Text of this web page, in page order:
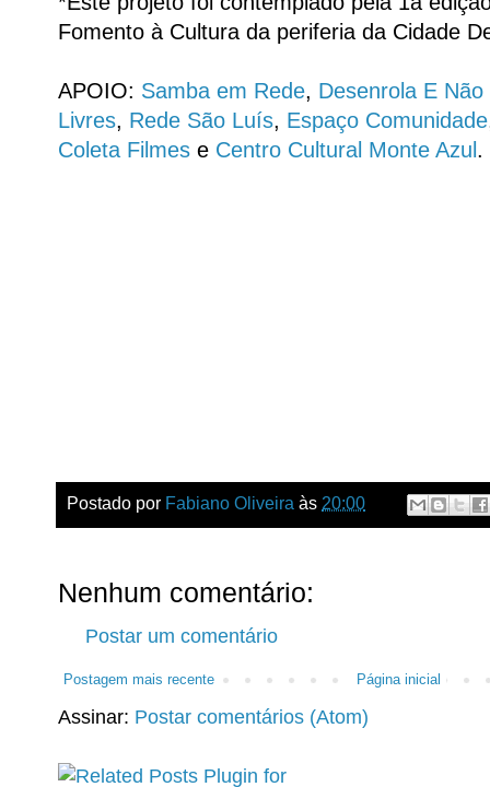
Fomento à Cultura da periferia da Cidade
APOIO: Samba em Rede, Desenrola E
Livres, Rede São Luís, Espaço Comunidade
Coleta Filmes e Centro Cultural Monte Azul .
Postado por Fabiano Oliveira às 20:00
Nenhum comentário:
Postar um comentário
Postagem mais recente Página inicial
Assinar: Postar comentários (Atom)